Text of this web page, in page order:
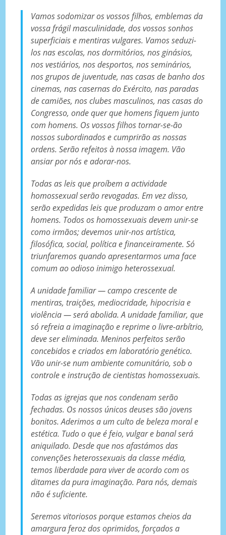
Vamos sodomizar os vossos filhos, emblemas da
vossa frágil masculinidade, dos vossos sonhos
superficiais e mentiras vulgares. Vamos seduzi-
los nas escolas, nos dormitórios, nos ginásios,
nos vestiários, nos desportos, nos seminários,
nos grupos de juventude, nas casas de banho dos
cinemas, nas casernas do Exército, nas paradas
de camiões, nos clubes masculinos, nas casas do
Congresso, onde quer que homens fiquem junto
com homens. Os vossos filhos tornar-se-ão
nossos subordinados e cumprirão as nossas
ordens. Serão refeitos à nossa imagem. Vão
ansiar por nós e adorar-nos.
Todas as leis que proíbem a actividade
homossexual serão revogadas. Em vez disso,
serão expedidas leis que produzam o amor entre
homens. Todos os homossexuais devem unir-se
como irmãos; devemos unir-nos artística,
filosófica, social, política e financeiramente. Só
triunfaremos quando apresentarmos uma face
comum ao odioso inimigo heterossexual.
A unidade familiar — campo crescente de
mentiras, traições, mediocridade, hipocrisia e
violência — será abolida. A unidade familiar, que
só refreia a imaginação e reprime o livre-arbítrio,
deve ser eliminada. Meninos perfeitos serão
concebidos e criados em laboratório genético.
Vão unir-se num ambiente comunitário, sob o
controle e instrução de cientistas homossexuais.
Todas as igrejas que nos condenam serão
fechadas. Os nossos únicos deuses são jovens
bonitos. Aderimos a um culto de beleza moral e
estética. Tudo o que é feio, vulgar e banal será
aniquilado. Desde que nos afastámos das
convenções heterossexuais da classe média,
temos liberdade para viver de acordo com os
ditames da pura imaginação. Para nós, demais
não é suficiente.
Seremos vitoriosos porque estamos cheios da
amargura feroz dos oprimidos, forçados a